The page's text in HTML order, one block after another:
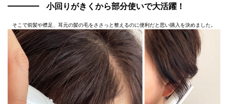
小回りがきくから部分使いで大活躍！
そこで前髪や襟足、耳元の髪の毛をささっと整えるのに便利だと思い購入を決めました。